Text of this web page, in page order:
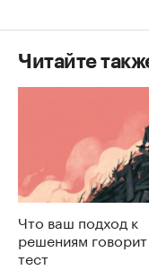
Читайте
Что ваш подход к
решениям
тест